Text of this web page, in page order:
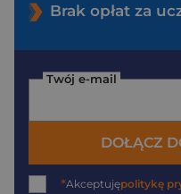
Brak opłat za
Twój e-mail
DOŁĄCZ
*Akceptujępolitykę